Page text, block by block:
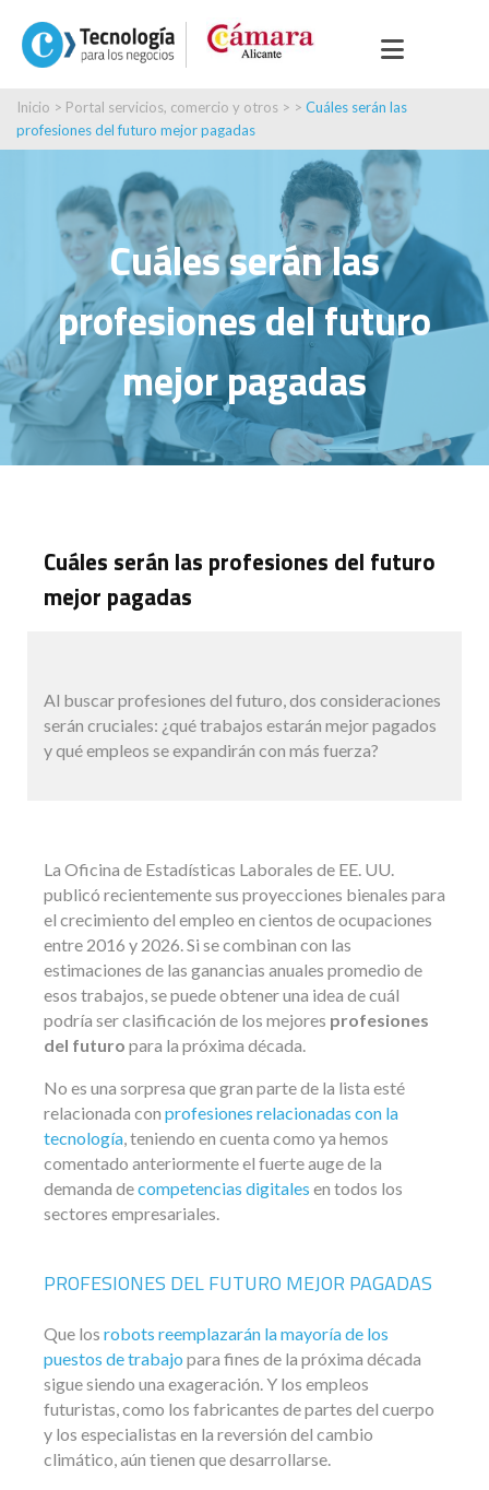
Inicio > Portal servicios, comercio y otros > > Cuáles serán las
profesiones del futuro mejor pagadas
Cuáles serán las
profesiones del futuro
mejor pagadas
Cuáles serán las profesiones del futuro
mejor pagadas
Al buscar profesiones del futuro, dos consideraciones
serán cruciales: ¿qué trabajos estarán mejor pagados
y qué empleos se expandirán con más fuerza?
La Oficina de Estadísticas Laborales de EE. UU.
publicó recientemente sus proyecciones bienales para
el crecimiento del empleo en cientos de ocupaciones
entre 2016 y 2026. Si se combinan con las
estimaciones de las ganancias anuales promedio de
esos trabajos, se puede obtener una idea de cuál
podría ser clasificación de los mejores profesiones
del futuro para la próxima década.
No es una sorpresa que gran parte de la lista esté
relacionada con profesiones relacionadas con la
tecnología, teniendo en cuenta como ya hemos
comentado anteriormente el fuerte auge de la
demanda decompetencias digitales en todos los
sectores empresariales.
PROFESIONES DEL FUTURO MEJOR PAGADAS
Que los robots reemplazarán la mayoría de los
puestos de trabajo para fines de la próxima década
sigue siendo una exageración. Y los empleos
futuristas, como los fabricantes de partes del cuerpo
y los especialistas en la reversión del cambio
climático, aún tienen que desarrollarse.